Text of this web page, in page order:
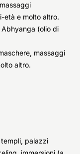
età e molto altro.
(olio di
massaggi
altro.
palazzi